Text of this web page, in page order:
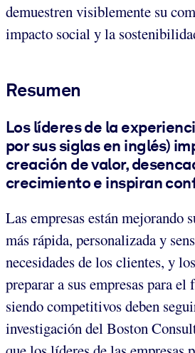
demuestren visiblemente su
impacto social y la
Resumen
Los líderes de la
por sus siglas en inglés)
creación de valor,
crecimiento e inspiran
Las empresas están mejorando
más rápida, personalizada y
necesidades de los clientes, y
preparar a sus empresas para
siendo competitivos deben
investigación del Boston